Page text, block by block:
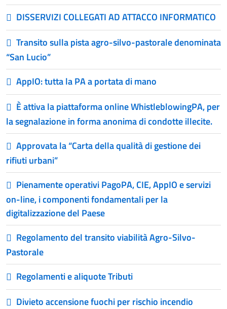
DISSERVIZI COLLEGATI AD ATTACCO INFORMATICO
Transito sulla pista agro-silvo-pastorale denominata
“San Lucio”
AppIO: tutta la PA a portata di mano
È attiva la piattaforma online WhistleblowingPA, per
la segnalazione in forma anonima di condotte illecite.
Approvata la “Carta della qualità di gestione dei
rifiuti urbani”
Pienamente operativi PagoPA, CIE, AppIO e servizi
on-line, i componenti fondamentali per la
digitalizzazione del Paese
Regolamento del transito viabilità Agro-Silvo-
Pastorale
Regolamenti e aliquote Tributi
Divieto accensione fuochi per rischio incendio